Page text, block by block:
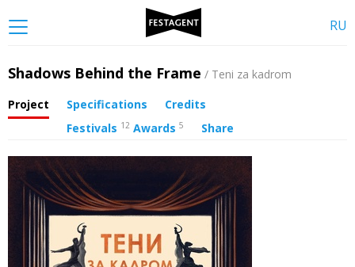
RU
Shadows Behind the Frame / Teni za kadrom
Project Specifications
Credits
Festivals 12 Awards 5 Share